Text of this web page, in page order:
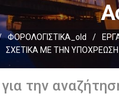
ΦΟΡΟΛΟΓΙΣΤΙΚΑ_old /
ΣΧΕΤΙΚΑ ΜΕ ΤΗΝ